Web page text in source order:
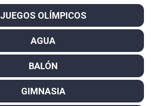
JUEGOS OLÍMPICOS
AGUA
BALÓN
GIMNASIA